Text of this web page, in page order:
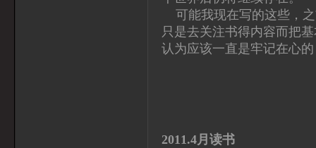
可能我现在写的这些，之
只是去关注书得内容而把
认为应该一直是牢记在心
2011.4月读书